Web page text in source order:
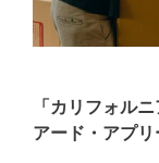
「カリフォル
アード・アプ